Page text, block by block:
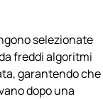
selezionate
freddi algoritmi
garantendo che
dopo una